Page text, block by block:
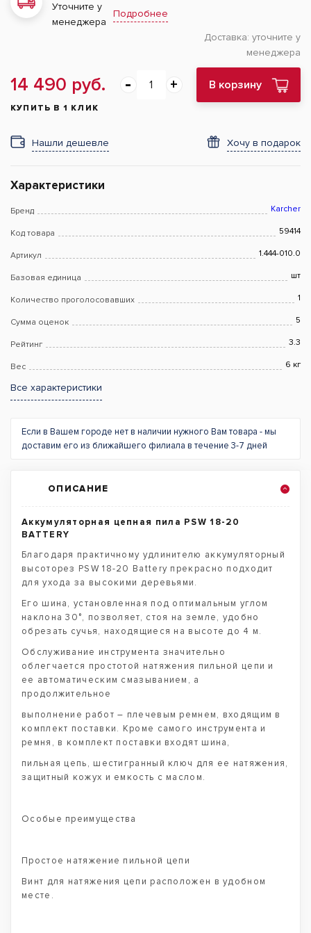
Уточните у
менеджера
Подробнее
Доставка: уточните у
менеджера
14 490 руб. В корзину
КУПИТЬ В 1 КЛИК
Нашли дешевле Хочу в подарок
Характеристики
Бренд Karcher
Код товара 59414
Артикул 1.444-010.0
Базовая единица шт
Количество проголосовавших 1
Сумма оценок 5
Рейтинг 3.3
Вес 6 кг
Все характеристики
Если в Вашем городе нет в наличии нужного Вам товара - мы
доставим его из ближайшего филиала в течение 3-7 дней
ОПИСАНИЕ
Аккумуляторная цепная пила PSW 18-20
BATTERY
Благодаря практичному удлинителю аккумуляторный
высоторез PSW 18-20 Battery прекрасно подходит
для ухода за высокими деревьями.
Его шина, установленная под оптимальным углом
наклона 30°, позволяет, стоя на земле, удобно
обрезать сучья, находящиеся на высоте до 4 м.
Обслуживание инструмента значительно
облегчается простотой натяжения пильной цепи и
ее автоматическим смазыванием, а
продолжительное
выполнение работ – плечевым ремнем, входящим в
комплект поставки. Кроме самого инструмента и
ремня, в комплект поставки входят шина,
пильная цепь, шестигранный ключ для ее натяжения,
защитный кожух и емкость с маслом.
Особые преимущества
Простое натяжение пильной цепи
Винт для натяжения цепи расположен в удобном
месте.